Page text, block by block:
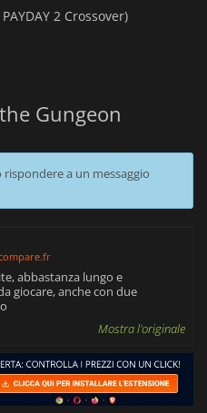
2 Crossover)
Gungeon
a un messaggio
abbastanza lungo e
giocare, anche con due
Mostra l'originale